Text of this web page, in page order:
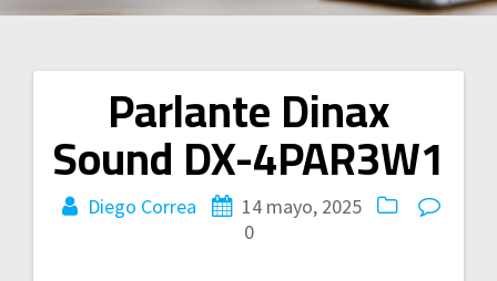
Parlante Dinax
Sound DX-4PAR3W1
Diego Correa
14 mayo, 2025
0
Navegación
de
entradas